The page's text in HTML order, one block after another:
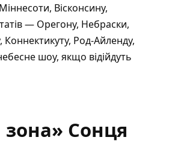
Вісконсину,
— Орегону, Небраски,
Коннектикуту, Род‑Айленду,
шоу, якщо відійдуть
зона» Сонця